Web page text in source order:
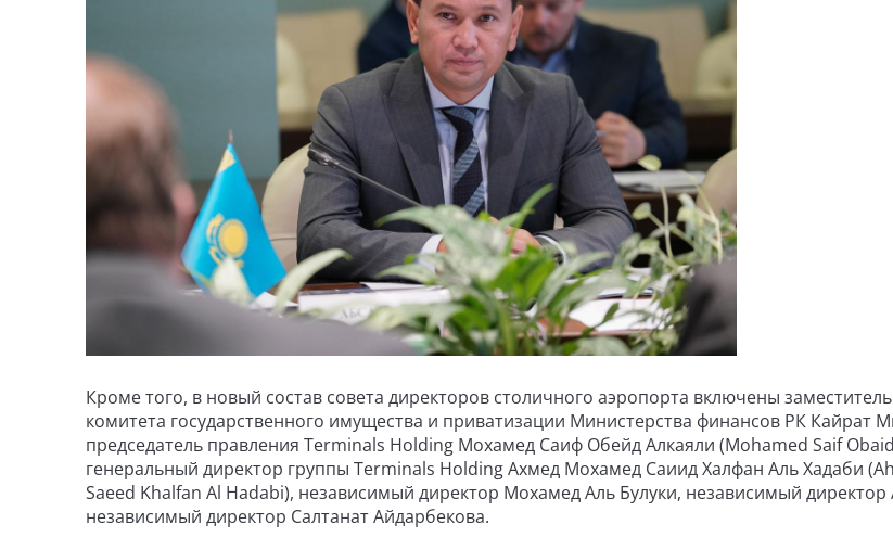
Кроме того, в новый состав совета директоров столичного аэропорта включены
комитета государственного имущества и приватизации Министерства финансов РК Кайрат
председатель правления Terminals Holding Мохамед Саиф Обейд Алкаяли (Mohamed Saif
генеральный директор группы Terminals Holding Ахмед Мохамед Саиид Халфан Аль Хадаби
Saeed Khalfan Al Hadabi), независимый директор Мохамед Аль Булуки, независимый
независимый директор Салтанат Айдарбекова.